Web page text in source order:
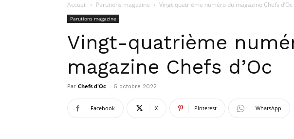
Accueil Parutions magazine Vingt-quatrième numéro du magazine Chefs d’Oc
Parutions magazine
Vingt-quatrième
magazine Chefs d’Oc
Par Chefs d'Oc - 5 octobre 2022
Facebook X Pinterest WhatsApp